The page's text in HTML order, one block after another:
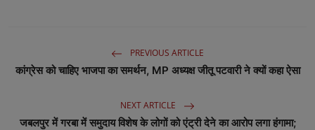
PREVIOUS ARTICLE
कांग्रेस को चाहिए भाजपा का समर्थन, MP अध्यक्ष जीतू पटवारी ने क्यों कहा ऐसा
NEXT ARTICLE
जबलपुर में गरबा में समुदाय विशेष के लोगों को एंट्री देने का आरोप लगा हंगामा;